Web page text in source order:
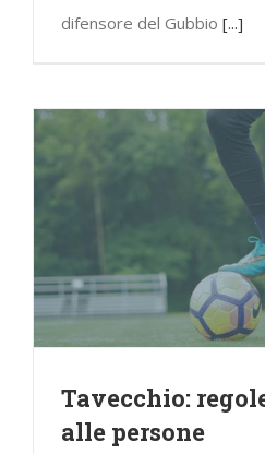
difensore del Gubbio [...]
Tavecchio:
alle persone